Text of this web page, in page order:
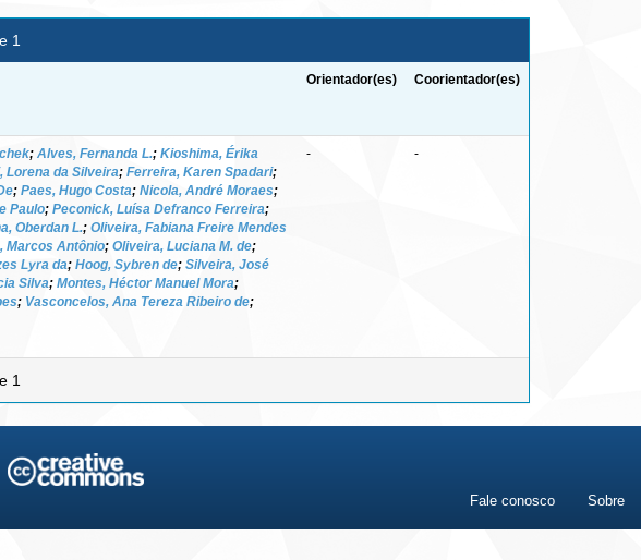
1
Orientador(es) Coorientador(es)
; Alves, Fernanda L.; Kioshima, Érika
Lorena da Silveira; Ferreira, Karen Spadari;
; Paes, Hugo Costa; Nicola, André Moraes;
Paulo; Peconick, Luísa Defranco Ferreira;
Oberdan L.; Oliveira, Fabiana Freire Mendes
Marcos Antônio; Oliveira, Luciana M. de;
Lyra da; Hoog, Sybren de; Silveira, José
Silva; Montes, Héctor Manuel Mora;
; Vasconcelos, Ana Tereza Ribeiro de;
- -
1
Fale conosco Sobre